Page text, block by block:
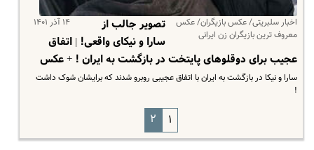
اخبار سلبریتی/ عکس بازیگران/ عکس
معروف ترین بازیگران زن ایرانی
۱۴ آذر ۱۴۰۱
تصویر جالب از
سارا و نیکای واقعی! | اتفاق
عجیب برای دوقلوهای پایتخت در بازگشت به ایران ! + عکس
سارا و نیکا در بازگشت به ایران با اتفاق عجیبی روبرو شدند که برایشان شوک داشت
!
۱ ۲